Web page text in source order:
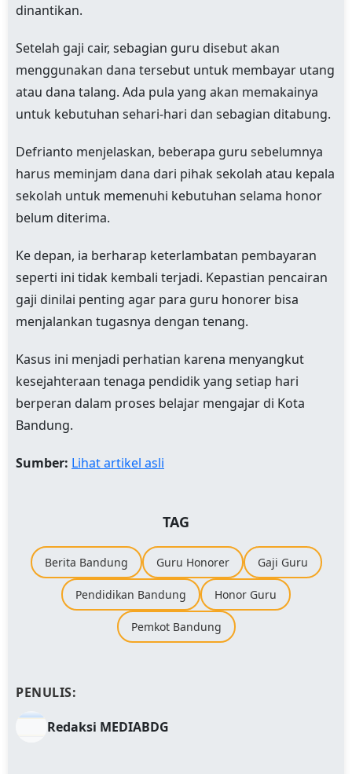
dinantikan.
Setelah gaji cair, sebagian guru disebut akan
menggunakan dana tersebut untuk membayar utang
atau dana talang. Ada pula yang akan memakainya
untuk kebutuhan sehari-hari dan sebagian ditabung.
Defrianto menjelaskan, beberapa guru sebelumnya
harus meminjam dana dari pihak sekolah atau kepala
sekolah untuk memenuhi kebutuhan selama honor
belum diterima.
Ke depan, ia berharap keterlambatan pembayaran
seperti ini tidak kembali terjadi. Kepastian pencairan
gaji dinilai penting agar para guru honorer bisa
menjalankan tugasnya dengan tenang.
Kasus ini menjadi perhatian karena menyangkut
kesejahteraan tenaga pendidik yang setiap hari
berperan dalam proses belajar mengajar di Kota
Bandung.
Sumber: Lihat artikel asli
TAG
Berita Bandung Guru Honorer Gaji Guru
Pendidikan Bandung Honor Guru
Pemkot Bandung
PENULIS:
Redaksi MEDIABDG